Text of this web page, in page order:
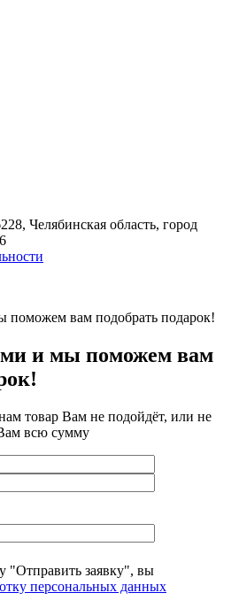
Челябинская область, город
и мы поможем вам
товар Вам не подойдёт, или не
всю сумму
"Отправить заявку", вы
персональных данных